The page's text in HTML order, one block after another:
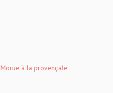
Morue à la provençale